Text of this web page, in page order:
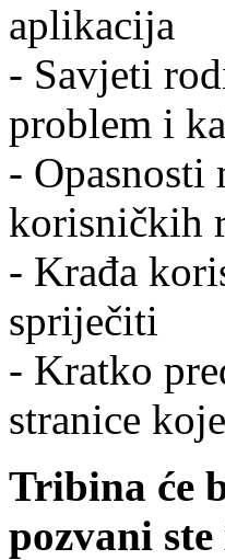
aplikacija
- Savjeti
problem i
- Opasnosti
korisničkih
- Krađa
spriječiti
- Kratko
stranice
Tribina će
pozvani